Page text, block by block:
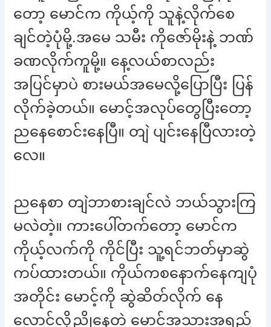
တော့ မောင်က ကိုယ့်ကို သူနဲ့လိုက်စေ
ချင်တဲ့ပုံမို့.အမေ သမီး ကိုဇော်မိုးနဲ့ ဘဏ်
ခဏလိုက်ကူမို့။ နေ့လယ်စာလည်း
အပြင်မှာပဲ စားမယ်အမေလို့ပြောပြီး ပြန်
လိုက်ခဲ့တယ်။ မောင့်အလုပ်တွေပြီးတော့
ညနေစောင်းနေပြီ။ တျဲ ပျင်းနေပြီလားတဲ့
လေ။
ညနေစာ တျဲဘာစားချင်လဲ ဘယ်သွားကြ
မလဲတဲ့။ ကားပေါ်တက်တော့ မောင်က
ကိုယ့်လက်ကို ကိုင်ပြီး သူ့ရင်ဘတ်မှာဆွဲ
ကပ်ထားတယ်။ ကိုယ်ကစနောက်နေကျပုံ
အတိုင်း မောင့်ကို ဆွဲဆိတ်လိုက် နေ
လောင်လို့ညိုနေတဲ့ မောင့်အသားအရည်